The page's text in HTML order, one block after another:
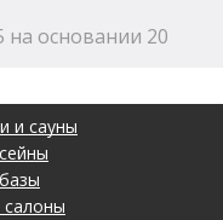
на основании 20
и сауны
салоны